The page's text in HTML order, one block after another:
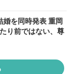
婚を同時発表 重岡
り前ではない、尊